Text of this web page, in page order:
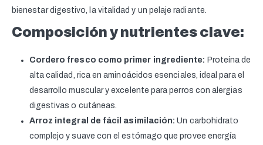
bienestar digestivo, la vitalidad y un pelaje radiante.
Composición y nutrientes clave:
Cordero fresco como primer ingrediente: Proteína de
alta calidad, rica en aminoácidos esenciales, ideal para el
desarrollo muscular y excelente para perros con alergias
digestivas o cutáneas.
Arroz integral de fácil asimilación: Un carbohidrato
complejo y suave con el estómago que provee energía